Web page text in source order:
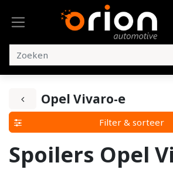
Opel Vivaro-e
Filter & sorteer
Spoilers Opel